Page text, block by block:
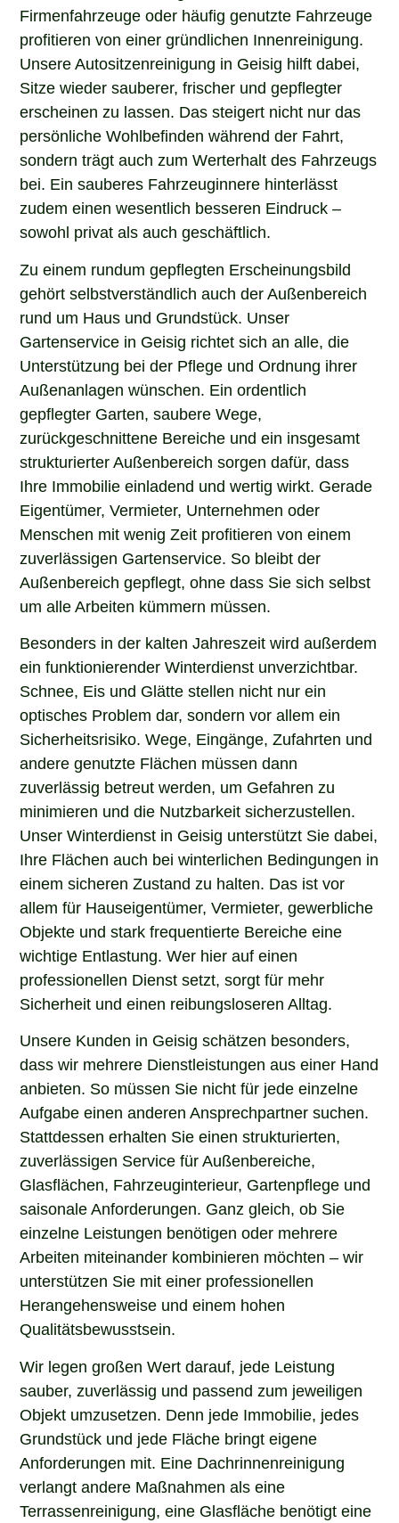
Firmenfahrzeuge oder häufig genutzte Fahrzeuge
profitieren von einer gründlichen Innenreinigung.
Unsere Autositzenreinigung in Geisig hilft dabei,
Sitze wieder sauberer, frischer und gepflegter
erscheinen zu lassen. Das steigert nicht nur das
persönliche Wohlbefinden während der Fahrt,
sondern trägt auch zum Werterhalt des Fahrzeugs
bei. Ein sauberes Fahrzeuginnere hinterlässt
zudem einen wesentlich besseren Eindruck –
sowohl privat als auch geschäftlich.
Zu einem rundum gepflegten Erscheinungsbild
gehört selbstverständlich auch der Außenbereich
rund um Haus und Grundstück. Unser
Gartenservice in Geisig richtet sich an alle, die
Unterstützung bei der Pflege und Ordnung ihrer
Außenanlagen wünschen. Ein ordentlich
gepflegter Garten, saubere Wege,
zurückgeschnittene Bereiche und ein insgesamt
strukturierter Außenbereich sorgen dafür, dass
Ihre Immobilie einladend und wertig wirkt. Gerade
Eigentümer, Vermieter, Unternehmen oder
Menschen mit wenig Zeit profitieren von einem
zuverlässigen Gartenservice. So bleibt der
Außenbereich gepflegt, ohne dass Sie sich selbst
um alle Arbeiten kümmern müssen.
Besonders in der kalten Jahreszeit wird außerdem
ein funktionierender Winterdienst unverzichtbar.
Schnee, Eis und Glätte stellen nicht nur ein
optisches Problem dar, sondern vor allem ein
Sicherheitsrisiko. Wege, Eingänge, Zufahrten und
andere genutzte Flächen müssen dann
zuverlässig betreut werden, um Gefahren zu
minimieren und die Nutzbarkeit sicherzustellen.
Unser Winterdienst in Geisig unterstützt Sie dabei,
Ihre Flächen auch bei winterlichen Bedingungen in
einem sicheren Zustand zu halten. Das ist vor
allem für Hauseigentümer, Vermieter, gewerbliche
Objekte und stark frequentierte Bereiche eine
wichtige Entlastung. Wer hier auf einen
professionellen Dienst setzt, sorgt für mehr
Sicherheit und einen reibungsloseren Alltag.
Unsere Kunden in Geisig schätzen besonders,
dass wir mehrere Dienstleistungen aus einer Hand
anbieten. So müssen Sie nicht für jede einzelne
Aufgabe einen anderen Ansprechpartner suchen.
Stattdessen erhalten Sie einen strukturierten,
zuverlässigen Service für Außenbereiche,
Glasflächen, Fahrzeuginterieur, Gartenpflege und
saisonale Anforderungen. Ganz gleich, ob Sie
einzelne Leistungen benötigen oder mehrere
Arbeiten miteinander kombinieren möchten – wir
unterstützen Sie mit einer professionellen
Herangehensweise und einem hohen
Qualitätsbewusstsein.
Wir legen großen Wert darauf, jede Leistung
sauber, zuverlässig und passend zum jeweiligen
Objekt umzusetzen. Denn jede Immobilie, jedes
Grundstück und jede Fläche bringt eigene
Anforderungen mit. Eine Dachrinnenreinigung
verlangt andere Maßnahmen als eine
Terrassenreinigung, eine Glasfläche benötigt eine